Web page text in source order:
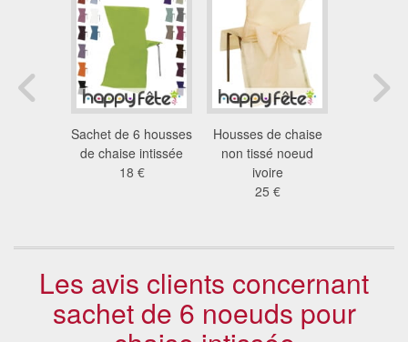
Sachet de 6 housses
de chaise intissée
18 €
Housses de chaise
non tissé noeud
ivoire
25 €
Les avis clients concernant
sachet de 6 noeuds pour